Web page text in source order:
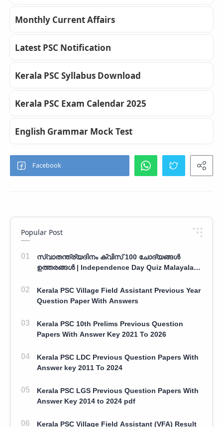
Monthly Current Affairs
Latest PSC Notification
Kerala PSC Syllabus Download
Kerala PSC Exam Calendar 2025
English Grammar Mock Test
Popular Post
സ്വാതന്ത്ര്യദിനം ക്വിസ് 100 ചോദ്യങ്ങൾ
ഉത്തരങ്ങൾ | Independence Day Quiz Malayalam
Kerala PSC Village Field Assistant Previous Year
Question Paper With Answers
Kerala PSC 10th Prelims Previous Question
Papers With Answer Key 2021 To 2026
Kerala PSC LDC Previous Question Papers With
Answer key 2011 To 2024
Kerala PSC LGS Previous Question Papers With
Answer Key 2014 to 2024 pdf
Kerala PSC Village Field Assistant (VFA) Result